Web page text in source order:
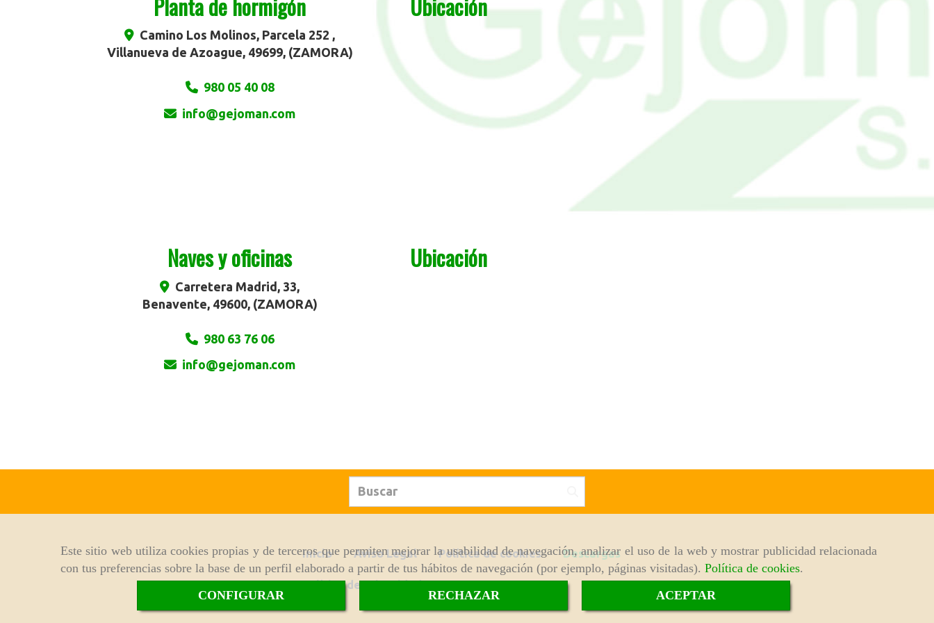
Este sitio web utiliza cookies propias y de terceros que permiten mejorar la usabilidad de navegación, analizar el uso de la web y mostrar publicidad relacionada
con tus preferencias sobre la base de un perfil elaborado a partir de tus hábitos de navegación (por ejemplo, páginas visitadas). Política de cookies.
CONFIGURAR
RECHAZAR ACEPTAR
Camino Los Molinos, Parcela 252 ,
Villanueva de Azoague, 49699, (ZAMORA)
980 05 40 08
info
gejoman.com
Naves y oficinas
Carretera Madrid, 33,
Benavente, 49600, (ZAMORA)
980 63 76 06
info
gejoman.com
Ubicación
Inicio Aviso Legal Política de cookies Descargas
Política de Privacidad